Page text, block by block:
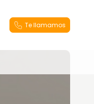
Te llamamos